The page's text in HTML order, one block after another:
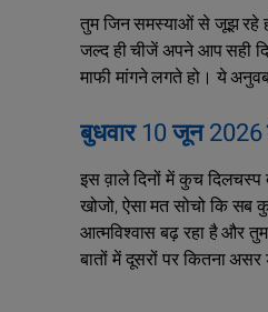
तुम जिन समस्याओं से जूझ रहे
जल्द ही चीजें अपने आप सही
माफी मांगने लगते हो। ये
बुधवार 10 जून 2026
इस व़ाले दिनों में कुच
खोजो, ऐसा मत सोचो कि
आत्मविश्वास बढ़ रहा है और
बातों में दूसरों पर कितना